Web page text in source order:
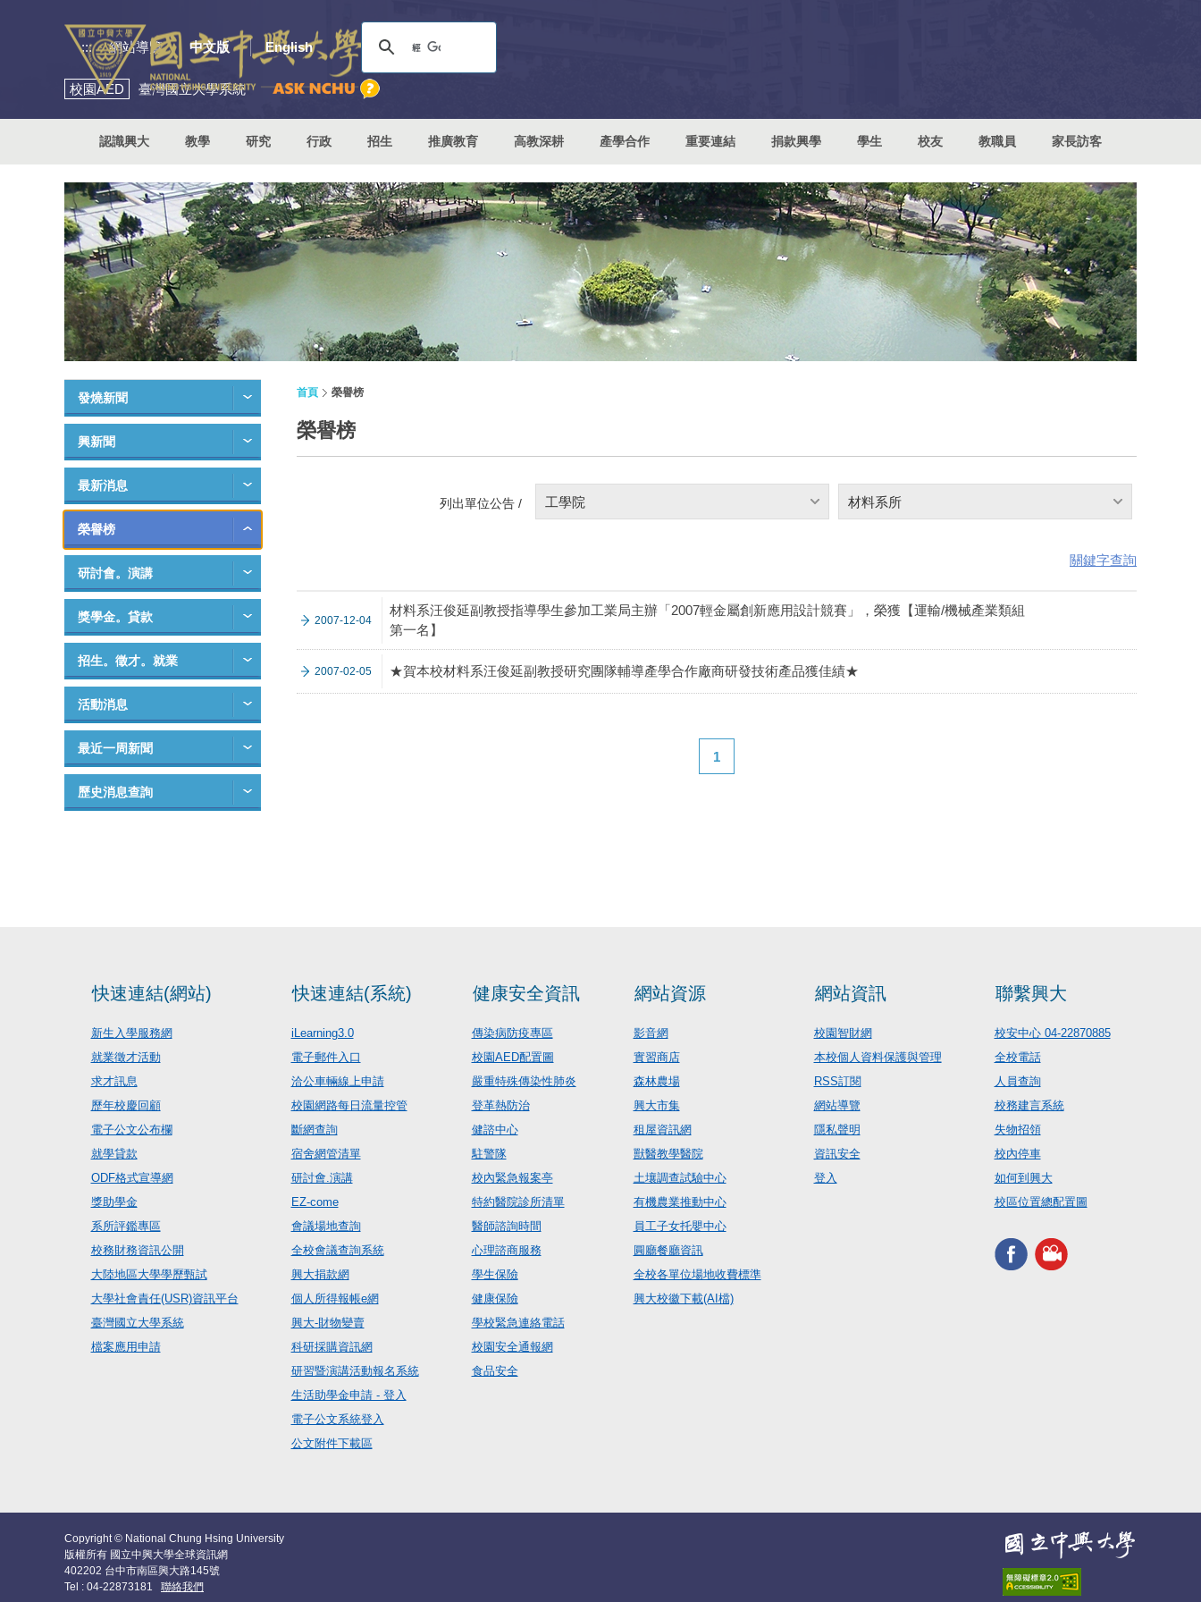
::: 網站導覽 中文版 English
校園AED 臺灣國立大學系統
認識興大 教學 研究 行政 招生 推廣教育 高教深耕 產學合作 重要連結 捐款興學 學生 校友 教職員 家長訪客
發燒新聞
興新聞
最新消息
榮譽榜
研討會。演講
獎學金。貸款
招生。徵才。就業
活動消息
最近一周新聞
歷史消息查詢
首頁 榮譽榜
榮譽榜
列出單位公告 / 工學院 材料系所
關鍵字查詢
2007-12-04
材料系汪俊延副教授指導學生參加工業局主辦「2007輕金屬創新應用設計競賽」，榮獲【運輸/機械產業類組
第一名】
2007-02-05 ★賀本校材料系汪俊延副教授研究團隊輔導產學合作廠商研發技術產品獲佳績★
1
快速連結(網站)
新生入學服務網
就業徵才活動
求才訊息
歷年校慶回顧
電子公文公布欄
就學貸款
ODF格式宣導網
獎助學金
系所評鑑專區
校務財務資訊公開
大陸地區大學學歷甄試
大學社會責任(USR)資訊平台
臺灣國立大學系統
檔案應用申請
快速連結(系統)
iLearning3.0
電子郵件入口
洽公車輛線上申請
校園網路每日流量控管
斷網查詢
宿舍網管清單
研討會.演講
EZ-come
會議場地查詢
全校會議查詢系統
興大捐款網
個人所得報帳e網
興大-財物變賣
科研採購資訊網
研習暨演講活動報名系統
生活助學金申請 - 登入
電子公文系統登入
公文附件下載區
健康安全資訊
傳染病防疫專區
校園AED配置圖
嚴重特殊傳染性肺炎
登革熱防治
健諮中心
駐警隊
校內緊急報案亭
特約醫院診所清單
醫師諮詢時間
心理諮商服務
學生保險
健康保險
學校緊急連絡電話
校園安全通報網
食品安全
網站資源
影音網
實習商店
森林農場
興大市集
租屋資訊網
獸醫教學醫院
土壤調查試驗中心
有機農業推動中心
員工子女托嬰中心
圓廳餐廳資訊
全校各單位場地收費標準
興大校徽下載(AI檔)
網站資訊
校園智財網
本校個人資料保護與管理
RSS訂閱
網站導覽
隱私聲明
資訊安全
登入
聯繫興大
校安中心 04-22870885
全校電話
人員查詢
校務建言系統
失物招領
校內停車
如何到興大
校區位置總配置圖
Copyright © National Chung Hsing University
版權所有 國立中興大學全球資訊網
402202 台中市南區興大路145號
Tel : 04-22873181 聯絡我們